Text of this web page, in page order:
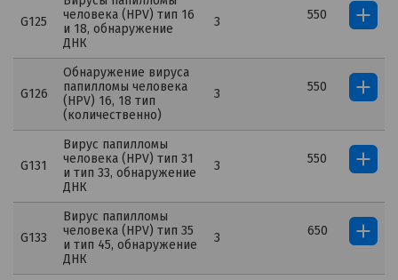
G125
человека (HPV) тип 16
и 18, обнаружение
ДНК
3 550
G126
Обнаружение вируса
папилломы человека
(HPV) 16, 18 тип
(количественно)
3 550
G131
Вирус папилломы
человека (HPV) тип 31
и тип 33, обнаружение
ДНК
3 550
G133
Вирус папилломы
человека (HPV) тип 35
и тип 45, обнаружение
ДНК
3 650